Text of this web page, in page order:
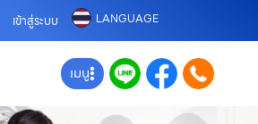
เข้าสู่ระบบ LANGUAGE
เมนู